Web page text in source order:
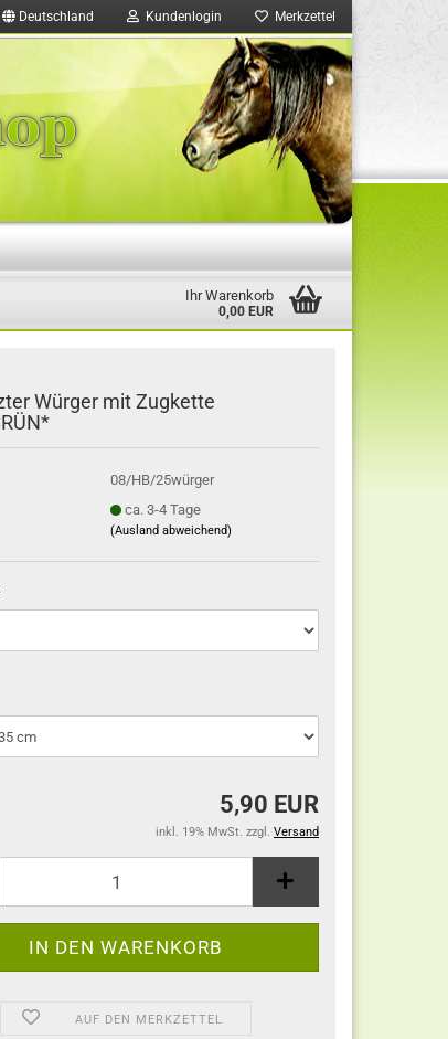
Deutschland Kundenlogin Merkzettel
Ihr Warenkorb
0,00 EUR
Würger mit Zugkette
08/HB/25würger
ca. 3-4 Tage
(Ausland abweichend)
5,90 EUR
inkl. 19% MwSt. zzgl. Versand
AUF DEN MERKZETTEL